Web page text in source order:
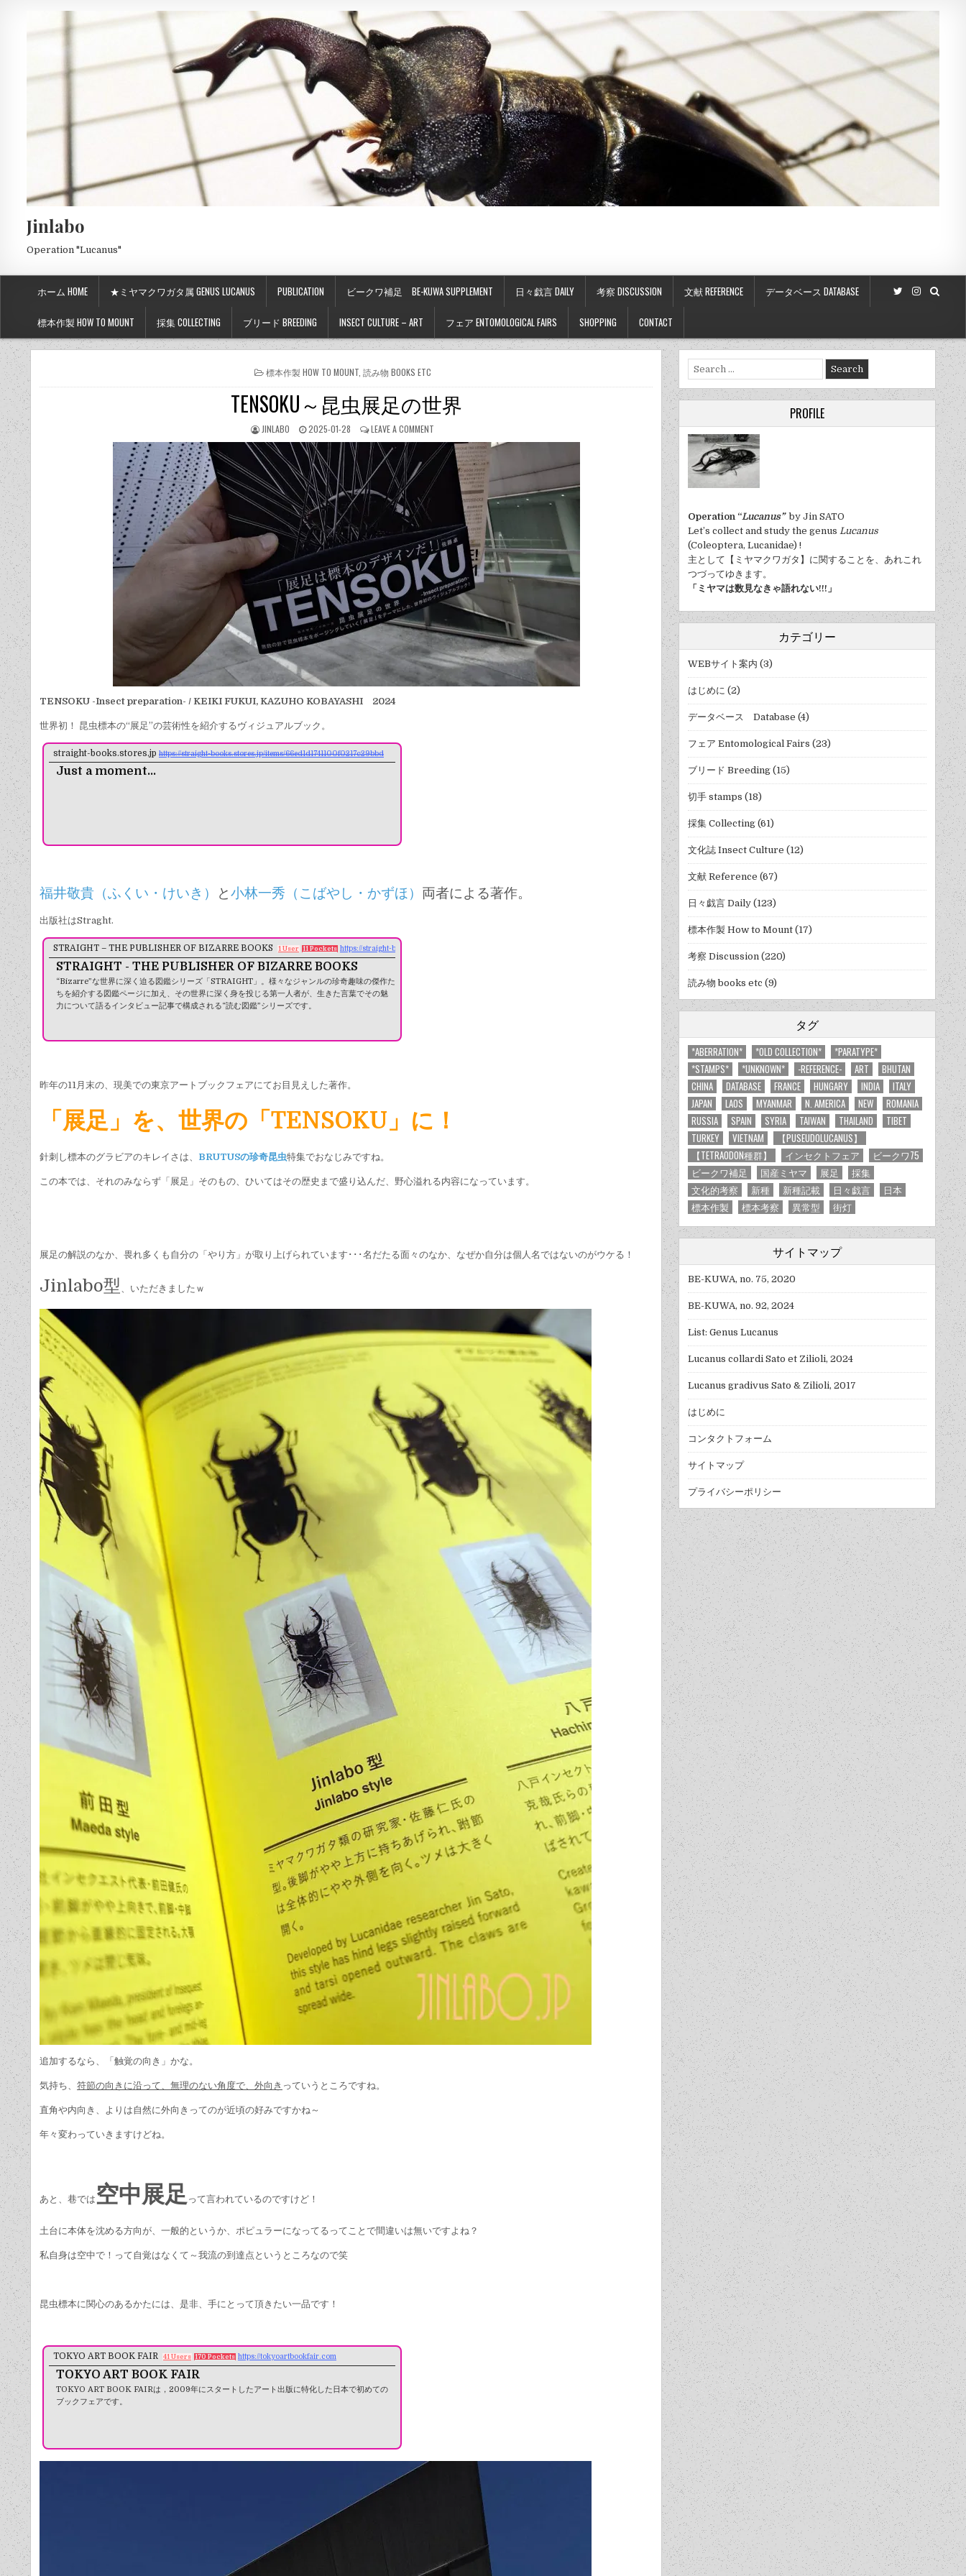
Jinlabo
Operation "Lucanus"
ホーム HOME ★ミヤマクワガタ属 GENUS LUCANUS PUBLICATION ビークワ補足 BE-KUWA SUPPLEMENT 日々戯言 DAILY 考察 DISCUSSION 文献 REFERENCE データベース DATABASE
標本作製 HOW TO MOUNT 採集 COLLECTING ブリード BREEDING INSECT CULTURE – ART フェア ENTOMOLOGICAL FAIRS SHOPPING CONTACT
POSTED
標本作製 HOW TO MOUNT, 読み物 BOOKS ETC
TENSOKU～昆虫展足の世界
JINLABO 2025-01-28 LEAVE A COMMENT
TENSOKU -Insect preparation- / KEIKI FUKUI, KAZUHO KOBAYASHI 2024
世界初！ 昆虫標本の“展足”の芸術性を紹介するヴィジュアルブック。
straight-books.stores.jp https://straight-books.stores.jp/items/66ed1d1741100f0217c29bbd
Just a moment...
福井敬貴（ふくい・けいき） と小林一秀（こばやし・かずほ） 両者による著作。
出版社はStraght.
STRAIGHT – THE PUBLISHER OF BIZARRE BOOKS 1 User 11 Pockets https://straight-books.com
STRAIGHT - THE PUBLISHER OF BIZARRE BOOKS
“Bizarre”な世界に深く迫る図鑑シリーズ「STRAIGHT」。様々なジャンルの珍奇趣味の傑作た
ちを紹介する図鑑ページに加え、その世界に深く身を投じる第一人者が、生きた言葉でその魅
力について語るインタビュー記事で構成される“読む図鑑”シリーズです。
昨年の11月末の、現美での東京アートブックフェアにてお目見えした著作。
「展足」を、世界の「TENSOKU」に！
針刺し標本のグラビアのキレイさは、 BRUTUSの珍奇昆虫特集でおなじみですね。
この本では、それのみならず「展足」そのもの、ひいてはその歴史まで盛り込んだ、野心溢れる内容になっています。
展足の解説のなか、畏れ多くも自分の「やり方」が取り上げられています･･･名だたる面々のなか、なぜか自分は個人名ではないのがウケる！
Jinlabo型 、いただきましたｗ
追加するなら、「触覚の向き」かな。
気持ち、 符節の向きに沿って、無理のない角度で、外向き っていうところですね。
直角や内向き、よりは自然に外向きってのが近頃の好みですかね～
年々変わっていきますけどね。
あと、巷では 空中展足って言われているのですけど！
土台に本体を沈める方向が、一般的というか、ポピュラーになってるってことで間違いは無いですよね？
私自身は空中で！って自覚はなくて～我流の到達点というところなので笑
昆虫標本に関心のあるかたには、是非、手にとって頂きたい一品です！
TOKYO ART BOOK FAIR 41 Users 170 Pockets https://tokyoartbookfair.com
TOKYO ART BOOK FAIR
TOKYO ART BOOK FAIRは，2009年にスタートしたアート出版に特化した日本で初めての
ブックフェアです。
Search
for:
PROFILE
Operation “Lucanus” by Jin SATO
Let’s collect and study the genus Lucanus
(Coleoptera, Lucanidae) !
主として【ミヤマクワガタ】に関することを、あれこれ
つづってゆきます。
「ミヤマは数見なきゃ語れない!!!」
カテゴリー
WEBサイト案内 (3)
はじめに (2)
データベース Database (4)
フェア Entomological Fairs (23)
ブリード Breeding(15)
切手 stamps (18)
採集 Collecting(61)
文化誌 Insect Culture (12)
文献 Reference (67)
日々戯言 Daily(123)
標本作製 How to Mount(17)
考察 Discussion(220)
読み物 books etc (9)
タグ
*ABERRATION* *OLD COLLECTION*
*PARATYPE*
*STAMPS*
*UNKNOWN* -REFERENCE- ART
BHUTAN
CHINA
DATABASE FRANCE HUNGARY INDIA
ITALY
JAPAN
LAOS MYANMAR N. AMERICA NEW
ROMANIA
RUSSIA
SPAIN SYRIA TAIWAN THAILAND
TIBET
TURKEY
VIETNAM
【PUSEUDOLUCANUS】
【TETRAODON種群】
インセクトフェア
ビークワ75
ビークワ補足
国産ミヤマ 展足
採集
文化的考察
新種 新種記載 日々戯言
日本
標本作製
標本考察 異常型 街灯
サイトマップ
BE-KUWA, no. 75, 2020
BE-KUWA, no. 92, 2024
List: Genus Lucanus
Lucanus collardi Sato et Zilioli, 2024
Lucanus gradivus Sato & Zilioli, 2017
はじめに
コンタクトフォーム
サイトマップ
プライバシーポリシー